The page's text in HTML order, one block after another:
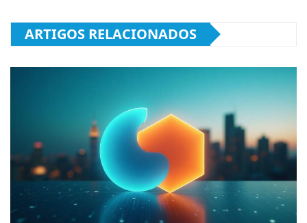
ARTIGOS RELACIONADOS